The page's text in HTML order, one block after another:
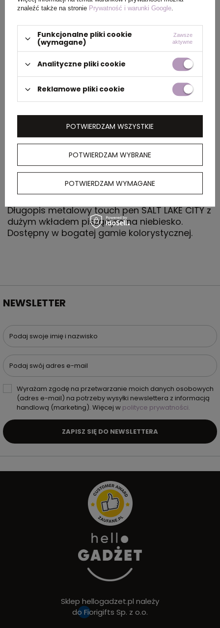
zbiorczym
Wymiary
dużego
zbiorczego
0,00 x 0,00 x 0,00
Materiał Plastik
14,7 x Ø 1 cm
Kolor czarny
Długopis metalowy touch pen SALT LAKE CITY z
dużym wkładem piszącym na niebiesko.
Dostępny w bogatej gamie kolorystycznej.
NEWSLETTER
Podaj swoje imię i nazwisko
Podaj swój adres e-mail
Wyrażam zgodę na przetwarzanie moich danych osobowych
(adres e-mail) na potrzeby wysyłki newslettera z informacją
handlową (marketing). Więcej w polityce prywatności.
ZAPISZ SIĘ DO NEWSLETTERA
Sklep hellogadzet.pl należy
do Fiorigifts Sp. z o.o.
znaleźć także na stronie Prywatność i warunki Google.
Funkcjonalne pliki cookie
(wymagane)
Zawsze
aktywne
Analityczne pliki cookie
Reklamowe pliki cookie
POTWIERDZAM WYBRANE
POTWIERDZAM WYMAGANE
POTWIERDZAM WSZYSTKIE